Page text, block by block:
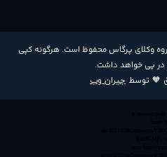
وکلای پرگاس محفوظ است. هرگونه کپی
در پی خواهد داشت​​​​​​​.
🧡 توسط جیران وب